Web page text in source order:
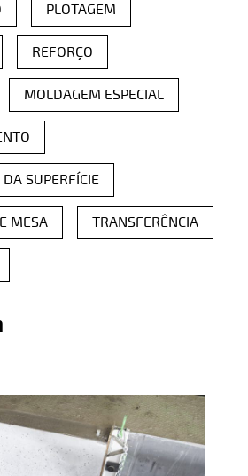
PLOTAGEM
REFORÇO
MOLDAGEM ESPECIAL
SUPERFÍCIE
MESA TRANSFERÊNCIA